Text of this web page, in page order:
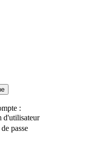
:
d'utilisateur
passe